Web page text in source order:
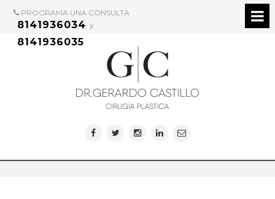
PROGRAMA UNA CONSULTA
8141936034 y
8141936035